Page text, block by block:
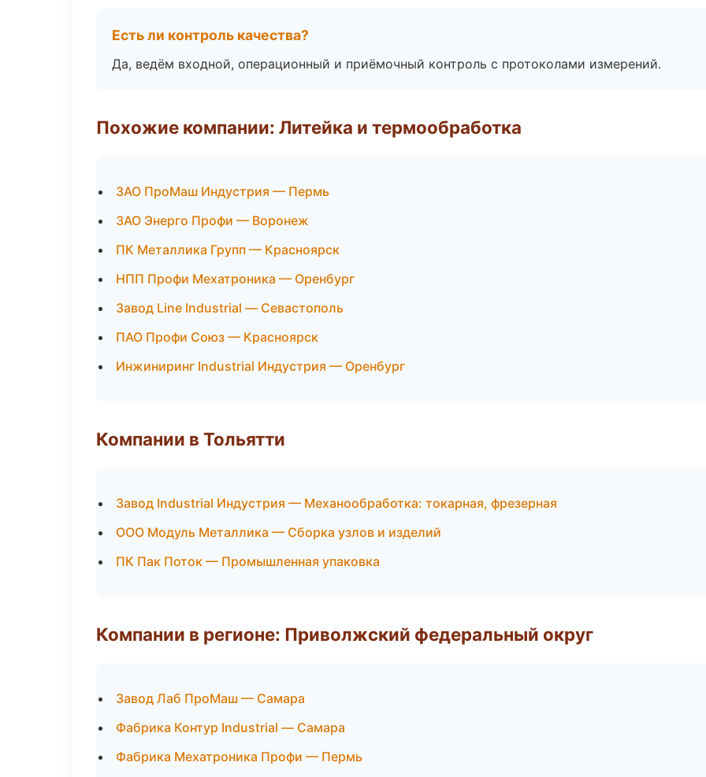
Есть ли контроль качества?
Да, ведём входной, операционный и приёмочный контроль с протоколами измерений.
Похожие компании: Литейка и термообработка
ЗАО ПроМаш Индустрия — Пермь
ЗАО Энерго Профи — Воронеж
ПК Металлика Групп — Красноярск
НПП Профи Мехатроника — Оренбург
Завод Line Industrial — Севастополь
ПАО Профи Союз — Красноярск
Инжиниринг Industrial Индустрия — Оренбург
Компании в Тольятти
Завод Industrial Индустрия — Механообработка: токарная, фрезерная
ООО Модуль Металлика — Сборка узлов и изделий
ПК Пак Поток — Промышленная упаковка
Компании в регионе: Приволжский федеральный округ
Завод Лаб ПроМаш — Самара
Фабрика Контур Industrial — Самара
Фабрика Мехатроника Профи — Пермь